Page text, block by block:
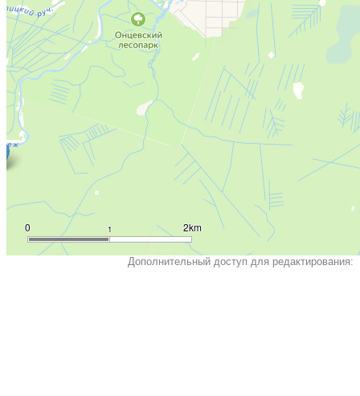
1
0 2km
Дополнительный доступ для редактирования: